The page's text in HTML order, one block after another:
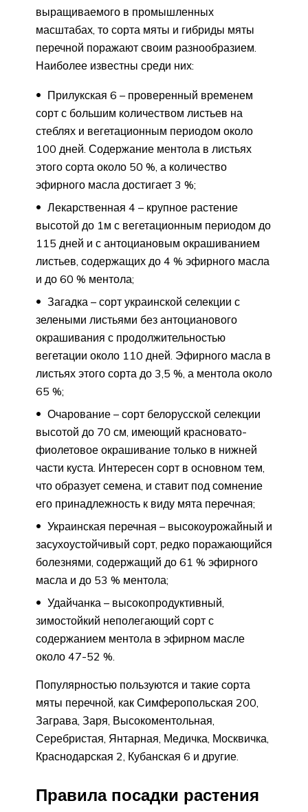
выращиваемого в промышленных
масштабах, то сорта мяты и гибриды мяты
перечной поражают своим разнообразием.
Наиболее известны среди них:
Прилукская 6 – проверенный временем
сорт с большим количеством листьев на
стеблях и вегетационным периодом около
100 дней. Содержание ментола в листьях
этого сорта около 50 %, а количество
эфирного масла достигает 3 %;
Лекарственная 4 – крупное растение
высотой до 1м с вегетационным периодом до
115 дней и с антоциановым окрашиванием
листьев, содержащих до 4 % эфирного масла
и до 60 % ментола;
Загадка – сорт украинской селекции с
зелеными листьями без антоцианового
окрашивания с продолжительностью
вегетации около 110 дней. Эфирного масла в
листьях этого сорта до 3,5 %, а ментола около
65 %;
Очарование – сорт белорусской селекции
высотой до 70 см, имеющий красновато-
фиолетовое окрашивание только в нижней
части куста. Интересен сорт в основном тем,
что образует семена, и ставит под сомнение
его принадлежность к виду мята перечная;
Украинская перечная – высокоурожайный и
засухоустойчивый сорт, редко поражающийся
болезнями, содержащий до 61 % эфирного
масла и до 53 % ментола;
Удайчанка – высокопродуктивный,
зимостойкий неполегающий сорт с
содержанием ментола в эфирном масле
около 47-52 %.
Популярностью пользуются и такие сорта
мяты перечной, как Симферопольская 200,
Заграва, Заря, Высокоментольная,
Серебристая, Янтарная, Медичка, Москвичка,
Краснодарская 2, Кубанская 6 и другие.
Правила посадки растения